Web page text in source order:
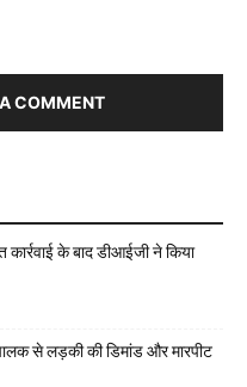
COMMENT
के बाद डीआईजी ने किया
से लड़की की डिमांड और मारपीट